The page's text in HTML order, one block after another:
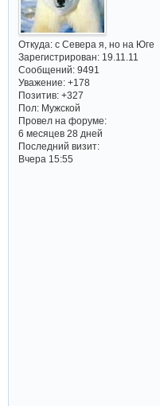
Откуда:с Севера я, но на Юге
Зарегистрирован: 19.11.11
Сообщений:9491
Уважение: +178
Позитив: +327
Пол:Мужской
Провел на форуме:
6 месяцев 28 дней
Последний визит:
Вчера 15:55